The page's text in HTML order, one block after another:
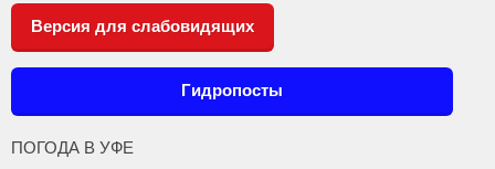
Версия для слабовидящих
Гидропосты
ПОГОДА В УФЕ